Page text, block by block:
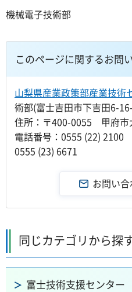
機械電子技術部
このページに関するお問
山梨県産業政策部産業技術
術部(富士吉田市下吉田6-
住所：〒400-0055 甲府市
電話番号：0555 (22) 2100
0555 (23) 6671
同じカテゴリから探
富士技術支援センター